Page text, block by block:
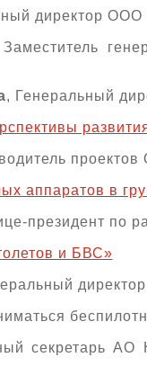
директор
, Генеральный
аппаратов в
президент по
и БВС»
секретарь